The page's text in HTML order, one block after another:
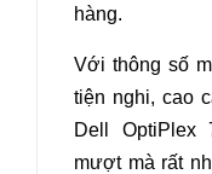
hàng.
Với thông số
tiện nghi, cao
Dell OptiPlex
mượt mà rất